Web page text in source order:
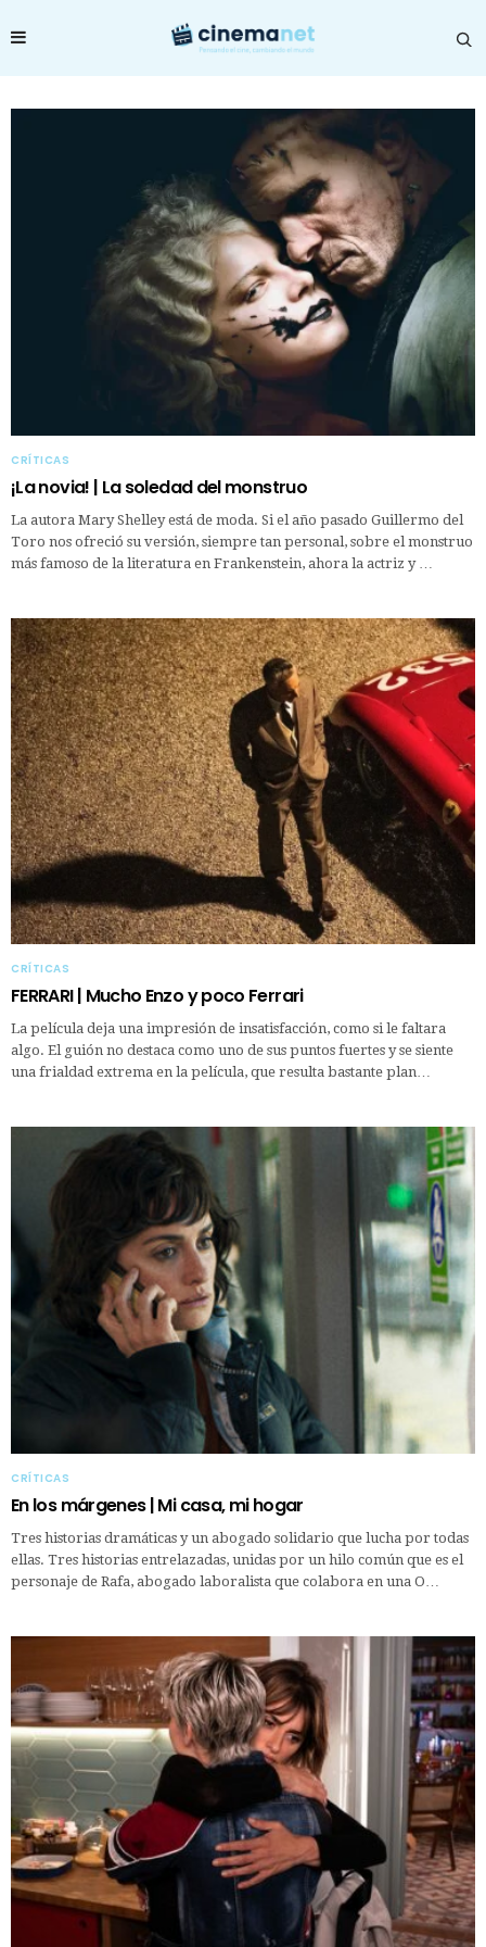
CRÍTICAS
¡La novia! | La soledad del monstruo
La autora Mary Shelley está de moda. Si el año pasado Guillermo del
Toro nos ofreció su versión, siempre tan personal, sobre el monstruo
más famoso de la literatura en Frankenstein, ahora la actriz y …
CRÍTICAS
FERRARI | Mucho Enzo y poco Ferrari
La película deja una impresión de insatisfacción, como si le faltara
algo. El guión no destaca como uno de sus puntos fuertes y se siente
una frialdad extrema en la película, que resulta bastante plan…
CRÍTICAS
En los márgenes | Mi casa, mi hogar
Tres historias dramáticas y un abogado solidario que lucha por todas
ellas. Tres historias entrelazadas, unidas por un hilo común que es el
personaje de Rafa, abogado laboralista que colabora en una O…